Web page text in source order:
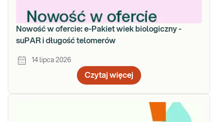
Nowość w ofercie: e-Pakiet wiek biologiczny -
suPAR i długość telomerów
14 lipca 2026
Czytaj więcej